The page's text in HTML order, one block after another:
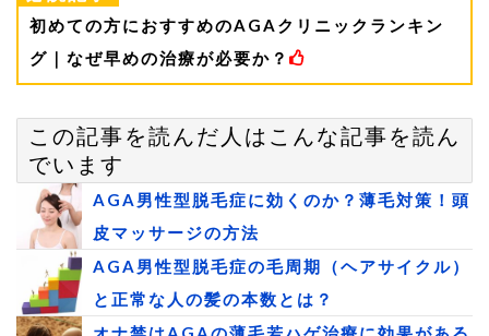
初めての方におすすめのAGAクリニックランキン
グ｜なぜ早めの治療が必要か？
この記事を読んだ人はこんな記事を読ん
でいます
AGA男性型脱毛症に効くのか？薄毛対策！頭
皮マッサージの方法
AGA男性型脱毛症の毛周期（ヘアサイクル）
と正常な人の髪の本数とは？